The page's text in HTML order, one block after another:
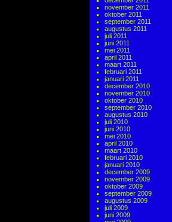
november 2011
oktober 2011
september 2011
augustus 2011
juli 2011
juni 2011
mei 2011
april 2011
maart 2011
februari 2011
januari 2011
december 2010
november 2010
oktober 2010
september 2010
augustus 2010
juli 2010
juni 2010
mei 2010
april 2010
maart 2010
februari 2010
januari 2010
december 2009
november 2009
oktober 2009
september 2009
augustus 2009
juli 2009
juni 2009